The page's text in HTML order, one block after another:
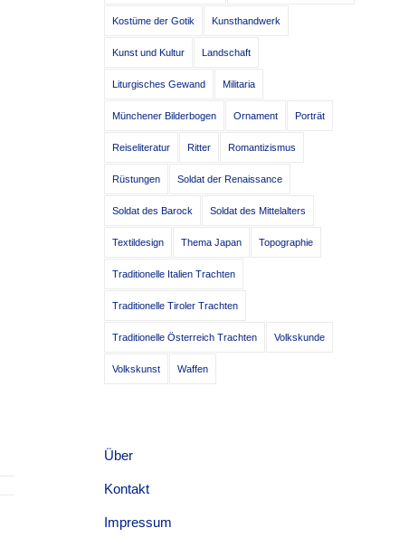
Kostüme der Gotik Kunsthandwerk
Kunst und Kultur Landschaft
Liturgisches Gewand Militaria
Münchener Bilderbogen Ornament Porträt
Reiseliteratur Ritter Romantizismus
Rüstungen Soldat der Renaissance
Soldat des Barock Soldat des Mittelalters
Textildesign Thema Japan Topographie
Traditionelle Italien Trachten
Traditionelle Tiroler Trachten
Traditionelle Österreich Trachten Volkskunde
Volkskunst Waffen
Über
Kontakt
Impressum